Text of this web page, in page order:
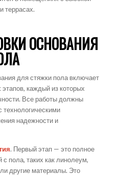
террасах.
ОСНОВАНИЯ
для стяжки пола включает
каждый из которых
Все работы должны
технологическими
надежности и
. Первый этап — это полное
пола, таких как линолеум,
другие материалы. Это